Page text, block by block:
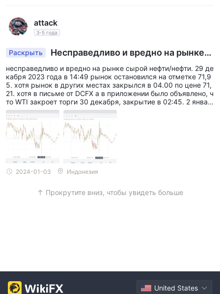
attack
3-5 года
Раскрыть
Несправедливо и вредно на рынке
WTI/нефти. 29 декабря 2023 в 14:49 Рынок ост
ановился
несправедливо и вредно на рынке сырой нефти/нефти. 29 де
кабря 2023 года в 14:49 рынок остановился на отметке 71,9
5. хотя рынок в других местах закрылся в 04.00 по цене 71,
21. хотя в письме от DCFX а в приложении было объявлено, ч
то WTI закроет торги 30 декабря, закрытие в 02:45. 2 январ
я 2024 года в 01.00 рынок внезапно открылся, и цена ненад
олго подскочила, открывшись на 71,68 и быстро поднявшись
до 72,16.
2024-01-03 Индонезия
Прокрутите вниз, чтобы увидеть больше
United States